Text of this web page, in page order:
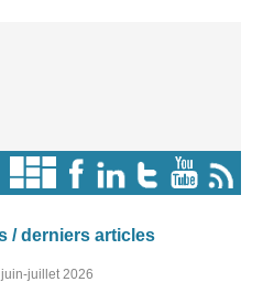
/ derniers articles
juillet 2026